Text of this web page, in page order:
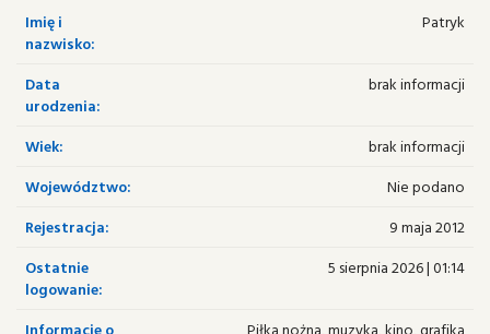
Imię i
nazwisko:
Patryk
Data
urodzenia:
brak informacji
Wiek:
brak informacji
Województwo:
Nie podano
Rejestracja:
9 maja 2012
Ostatnie
logowanie:
5 sierpnia 2026 | 01:14
Informacje o
Piłka nożna, muzyka, kino, grafika